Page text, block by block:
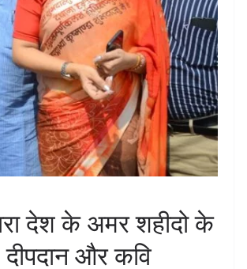
देश के अमर शहीदो के
और कवि